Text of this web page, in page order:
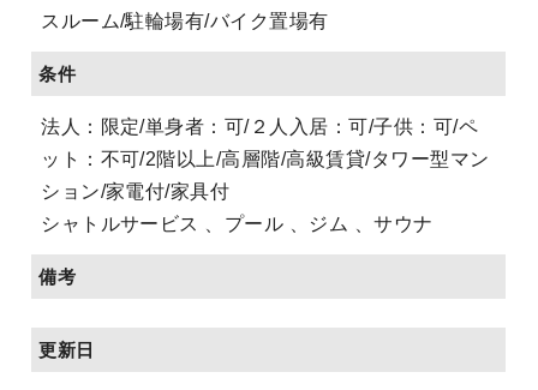
スルーム/駐輪場有/バイク置場有
条件
法人：限定/単身者：可/２人入居：可/子供：可/ペ
ット：不可/2階以上/高層階/高級賃貸/タワー型マン
ション/家電付/家具付
シャトルサービス 、プール 、ジム 、サウナ
備考
更新日